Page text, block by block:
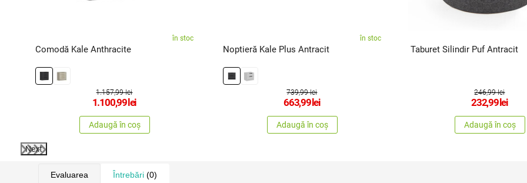
în stoc
Comodă Kale Anthracite
1.157,99 lei
1.100,99lei
Adaugă în coș
în stoc
Noptieră Kale Plus Antracit
739,99 lei
663,99lei
Adaugă în coș
Taburet Silindir Puf Antracit
246,99 lei
232,99lei
Adaugă în coș
Next
Evaluarea Întrebări (0)